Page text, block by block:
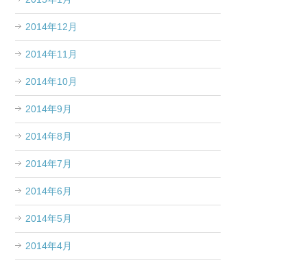
2014年12月
2014年11月
2014年10月
2014年9月
2014年8月
2014年7月
2014年6月
2014年5月
2014年4月